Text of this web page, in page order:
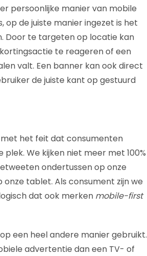
persoonlijke manier van mobile
de juiste manier ingezet is het
Door te targeten op locatie kan
te reageren of een
valt. Een banner kan ook direct
de juiste kant op gestuurd
het feit dat consumenten
We kijken niet meer met 100%
ondertussen op onze
tablet. Als consument zijn we
dat ook merken mobile-first
een heel andere manier gebruikt.
advertentie dan een TV- of